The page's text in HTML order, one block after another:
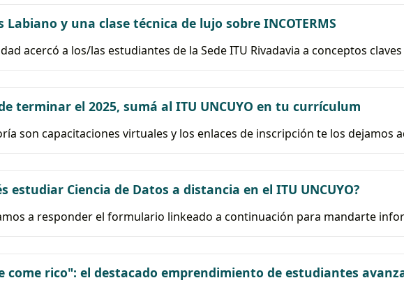
Labiano y una clase técnica de lujo sobre INCOTERMS
acercó a los/las estudiantes de la Sede ITU Rivadavia a conceptos
terminar el 2025, sumá al ITU UNCUYO en tu currículum
son capacitaciones virtuales y los enlaces de inscripción te los dejamos
estudiar Ciencia de Datos a distancia en el ITU UNCUYO?
a responder el formulario linkeado a continuación para mandarte
come rico": el destacado emprendimiento de estudiantes